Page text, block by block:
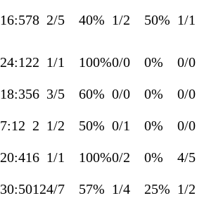
16:578 2/5 40% 1/2 50% 1/1
24:122 1/1 100%0/0 0% 0/0
18:356 3/5 60% 0/0 0% 0/0
7:12 2 1/2 50% 0/1 0% 0/0
20:416 1/1 100%0/2 0% 4/5
30:50124/7 57% 1/4 25% 1/2